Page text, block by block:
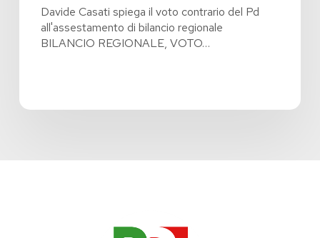
Davide Casati spiega il voto contrario del Pd
all'assestamento di bilancio regionale
BILANCIO REGIONALE, VOTO…